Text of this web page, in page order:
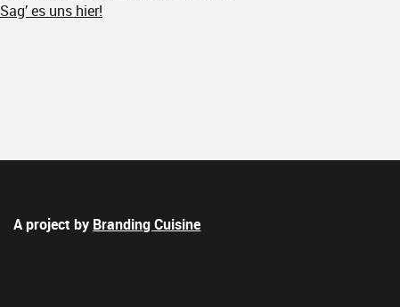
Sag’ es uns hier!
A project by Branding Cuisine